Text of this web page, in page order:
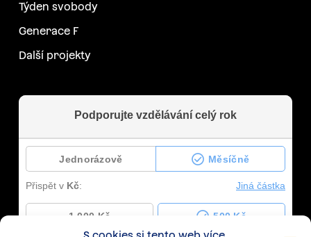
Týden svobody
Generace F
Další projekty